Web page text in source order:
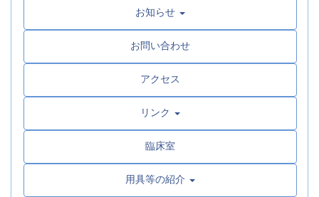
お知らせ
お問い合わせ
アクセス
リンク
臨床室
用具等の紹介